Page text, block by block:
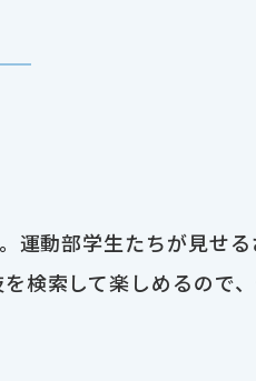
運動部学生たちが見せ
検索して楽しめるので